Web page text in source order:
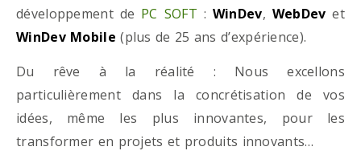
développement de PC SOFT : WinDev, WebDev et
WinDev Mobile (plus de 25 ans d’expérience).
Du rêve à la réalité : Nous excellons
particulièrement dans la concrétisation de vos
idées, même les plus innovantes, pour les
transformer en projets et produits innovants…